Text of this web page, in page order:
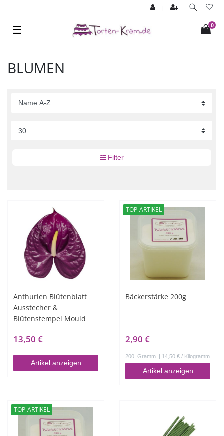
|
0
☰
BLUMEN
Filter
Anthurien Blütenblatt
Ausstecher &
Blütenstempel Mould
13,50 €
Artikel anzeigen
TOP-ARTIKEL
Bäckerstärke 200g
2,90 €
200 Gramm | 14,50 € / Kilogramm
Artikel anzeigen
TOP-ARTIKEL